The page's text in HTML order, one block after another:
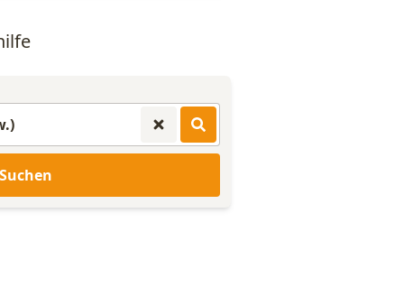
Suchen